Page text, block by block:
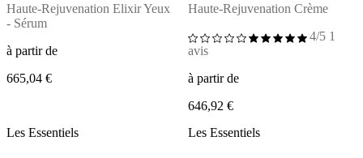
Haute-Rejuvenation Elixir Yeux
- Sérum
à partir de
665,04 €
Haute-Rejuvenation Crème
4/5 1
avis
à partir de
646,92 €
Les Essentiels
Les Essentiels